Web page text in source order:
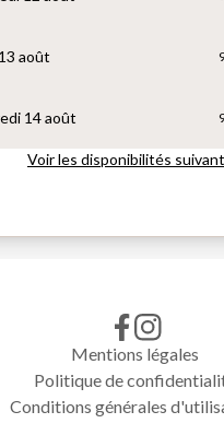
Mentions légales
Politique de
Conditions générales